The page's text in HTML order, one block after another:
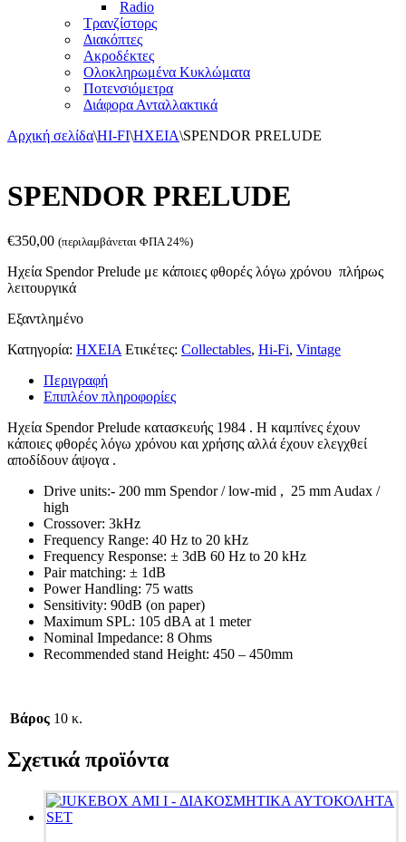
Radio
Τρανζίστορς
Διακόπτες
Ακροδέκτες
Ολοκληρωμένα Κυκλώματα
Ποτενσιόμετρα
Διάφορα Ανταλλακτικά
Αρχική σελίδα\HI-FI\ΗΧΕΙΑ\SPENDOR PRELUDE
SPENDOR PRELUDE
€350,00 (περιλαμβάνεται ΦΠΑ 24%)
Ηχεία Spendor Prelude με κάποιες φθορές λόγω χρόνου πλήρως
λειτουργικά
Εξαντλημένο
Κατηγορία: ΗΧΕΙΑ Ετικέτες: Collectables, Hi-Fi, Vintage
Περιγραφή
Επιπλέον πληροφορίες
Ηχεία Spendor Prelude κατασκευής 1984 . Η καμπίνες έχουν
κάποιες φθορές λόγω χρόνου και χρήσης αλλά έχουν ελεγχθεί
αποδίδουν άψογα .
Drive units:- 200 mm Spendor / low-mid , 25 mm Audax /
high
Crossover: 3kHz
Frequency Range: 40 Hz to 20 kHz
Frequency Response: ± 3dB 60 Hz to 20 kHz
Pair matching: ± 1dB
Power Handling: 75 watts
Sensitivity: 90dB (on paper)
Maximum SPL: 105 dBA at 1 meter
Nominal Impedance: 8 Ohms
Recommended stand Height: 450 – 450mm
Βάρος 10 κ.
Σχετικά προϊόντα